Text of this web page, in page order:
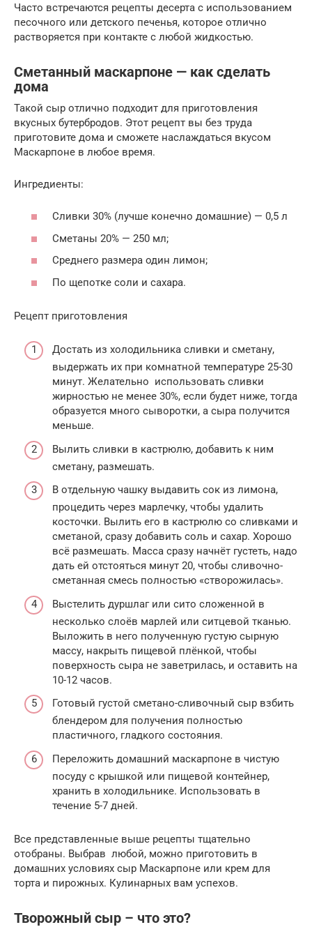
Часто встречаются рецепты десерта с использованием
песочного или детского печенья, которое отлично
растворяется при контакте с любой жидкостью.
Сметанный маскарпоне — как сделать
дома
Такой сыр отлично подходит для приготовления
вкусных бутербродов. Этот рецепт вы без труда
приготовите дома и сможете наслаждаться вкусом
Маскарпоне в любое время.
Ингредиенты:
Сливки 30% (лучше конечно домашние) — 0,5 л
Сметаны 20% — 250 мл;
Среднего размера один лимон;
По щепотке соли и сахара.
Рецепт приготовления
Достать из холодильника сливки и сметану,
выдержать их при комнатной температуре 25-30
минут. Желательно использовать сливки
жирностью не менее 30%, если будет ниже, тогда
образуется много сыворотки, а сыра получится
меньше.
Вылить сливки в кастрюлю, добавить к ним
сметану, размешать.
В отдельную чашку выдавить сок из лимона,
процедить через марлечку, чтобы удалить
косточки. Вылить его в кастрюлю со сливками и
сметаной, сразу добавить соль и сахар. Хорошо
всё размешать. Масса сразу начнёт густеть, надо
дать ей отстояться минут 20, чтобы сливочно-
сметанная смесь полностью «створожилась».
Выстелить дуршлаг или сито сложенной в
несколько слоёв марлей или ситцевой тканью.
Выложить в него полученную густую сырную
массу, накрыть пищевой плёнкой, чтобы
поверхность сыра не заветрилась, и оставить на
10-12 часов.
Готовый густой сметано-сливочный сыр взбить
блендером для получения полностью
пластичного, гладкого состояния.
Переложить домашний маскарпоне в чистую
посуду с крышкой или пищевой контейнер,
хранить в холодильнике. Использовать в
течение 5-7 дней.
Все представленные выше рецепты тщательно
отобраны. Выбрав любой, можно приготовить в
домашних условиях сыр Маскарпоне или крем для
торта и пирожных. Кулинарных вам успехов.
Творожный сыр – что это?